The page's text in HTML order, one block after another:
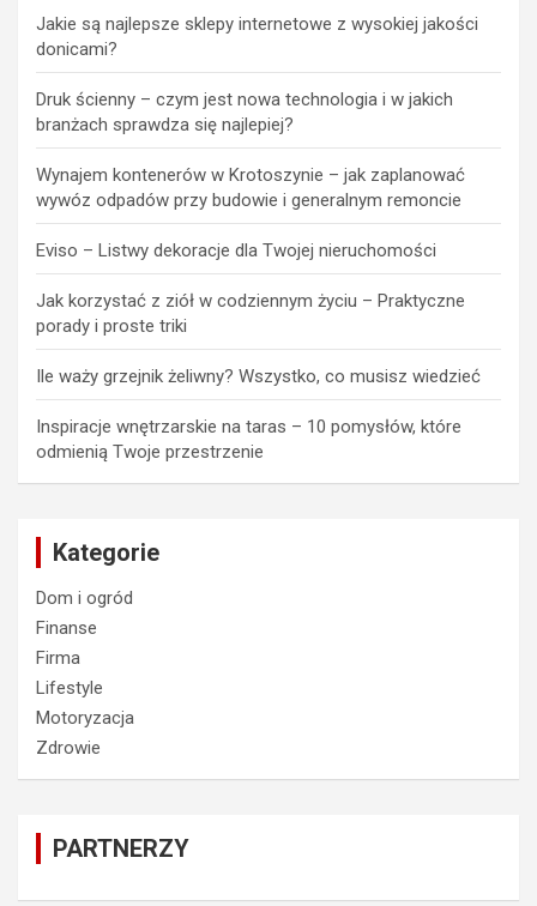
Jakie są najlepsze sklepy internetowe z wysokiej jakości
donicami?
Druk ścienny – czym jest nowa technologia i w jakich
branżach sprawdza się najlepiej?
Wynajem kontenerów w Krotoszynie – jak zaplanować
wywóz odpadów przy budowie i generalnym remoncie
Eviso – Listwy dekoracje dla Twojej nieruchomości
Jak korzystać z ziół w codziennym życiu – Praktyczne
porady i proste triki
Ile waży grzejnik żeliwny? Wszystko, co musisz wiedzieć
Inspiracje wnętrzarskie na taras – 10 pomysłów, które
odmienią Twoje przestrzenie
Kategorie
Dom i ogród
Finanse
Firma
Lifestyle
Motoryzacja
Zdrowie
PARTNERZY